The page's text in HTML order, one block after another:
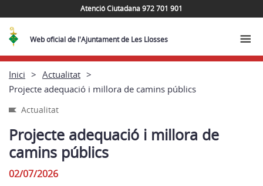
Atenció Ciutadana 972 701 901
Web oficial de l'Ajuntament de Les Llosses
Inici
Actualitat
Projecte adequació i millora de camins públics
Actualitat
Projecte adequació i millora de
camins públics
02/07/2026